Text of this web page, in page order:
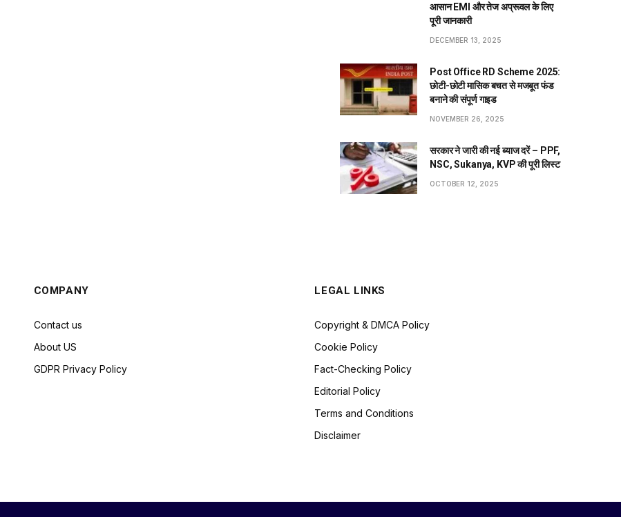
आसान EMI और तेज अप्रूवल के लिए
पूरी जानकारी
DECEMBER 13, 2025
Post Office RD Scheme 2025:
छोटी-छोटी मासिक बचत से मजबूत फंड
बनाने की संपूर्ण गाइड
NOVEMBER 26, 2025
सरकार ने जारी की नई ब्याज दरें – PPF,
NSC, Sukanya, KVP की पूरी लिस्ट
OCTOBER 12, 2025
COMPANY
Contact us
About US
GDPR Privacy Policy
LEGAL LINKS
Copyright & DMCA Policy
Cookie Policy
Fact-Checking Policy
Editorial Policy
Terms and Conditions
Disclaimer